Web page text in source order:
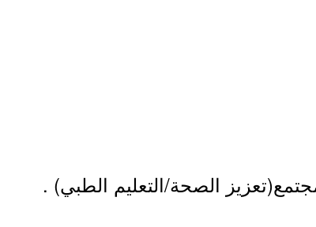
الصحة/التعليم الطبي) .